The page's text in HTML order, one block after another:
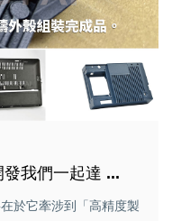
我們一起達 ...
於它牽涉到「高精度製